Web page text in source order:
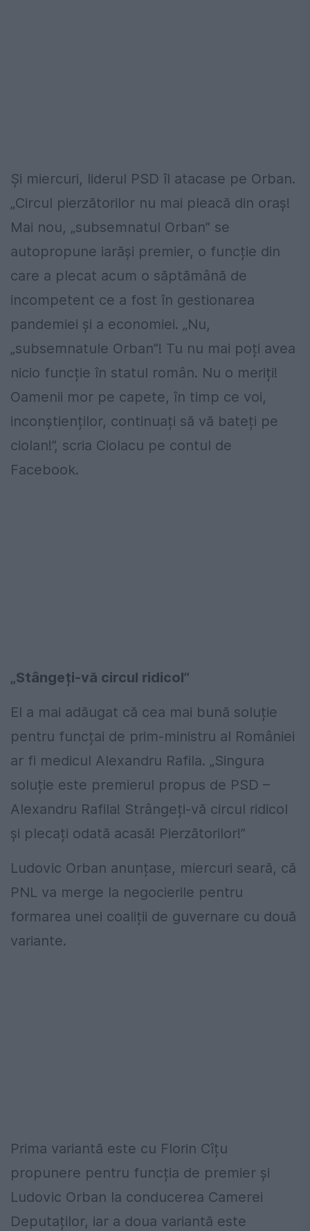
Și miercuri, liderul PSD îl atacase pe Orban.
„Circul pierzătorilor nu mai pleacă din oraș!
Mai nou, „subsemnatul Orban” se
autopropune iarăși premier, o funcție din
care a plecat acum o săptămână de
incompetent ce a fost în gestionarea
pandemiei și a economiei. „Nu,
„subsemnatule Orban”! Tu nu mai poți avea
nicio funcție în statul român. Nu o meriți!
Oamenii mor pe capete, în timp ce voi,
inconștienților, continuați să vă bateți pe
ciolan!”, scria Ciolacu pe contul de
Facebook.
„Stângeți-vă circul ridicol”
El a mai adăugat că cea mai bună soluție
pentru funcțai de prim-ministru al României
ar fi medicul Alexandru Rafila. „Singura
soluție este premierul propus de PSD –
Alexandru Rafila! Strângeți-vă circul ridicol
și plecați odată acasă! Pierzătorilor!”
Ludovic Orban anunțase, miercuri seară, că
PNL va merge la negocierile pentru
formarea unei coaliții de guvernare cu două
variante.
Prima variantă este cu Florin Cîțu
propunere pentru funcția de premier și
Ludovic Orban la conducerea Camerei
Deputaților, iar a doua variantă este